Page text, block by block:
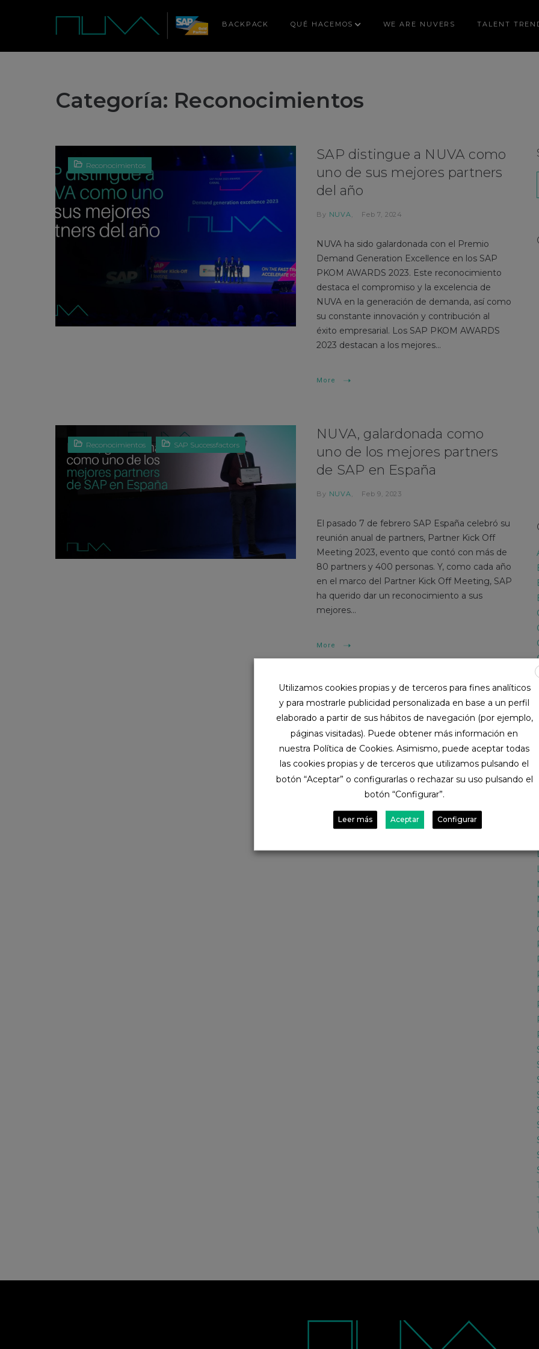
BACKPACK QUÉ HACEMOS WE ARE NUVERS TALENT
Categoría: Reconocimientos
Reconocimientos
SAP distingue a NUVA como
uno de sus mejores partners
del año
By NUVA Feb 7, 2024
NUVA ha sido galardonada con el Premio
Demand Generation Excellence en los SAP
PKOM AWARDS 2023. Este reconocimiento
destaca el compromiso y la excelencia de
NUVA en la generación de demanda, así como
su constante innovación y contribución al
éxito empresarial. Los SAP PKOM AWARDS
2023 destacan a los mejores...
More
Reconocimientos SAP Successfactors
NUVA, galardonada como
uno de los mejores partners
de SAP en España
By NUVA Feb 9, 2023
El pasado 7 de febrero SAP España celebró su
reunión anual de partners, Partner Kick Off
Meeting 2023, evento que contó con más de
80 partners y 400 personas. Y, como cada año
en el marco del Partner Kick Off Meeting, SAP
ha querido dar un reconocimiento a sus
mejores...
More
Utilizamos cookies propias y de terceros para fines analíticos
y para mostrarle publicidad personalizada en base a un perfil
elaborado a partir de sus hábitos de navegación (por ejemplo,
páginas visitadas). Puede obtener más información en
nuestra Política de Cookies. Asimismo, puede aceptar todas
las cookies propias y de terceros que utilizamos pulsando el
botón “Aceptar” o configurarlas o rechazar su uso pulsando el
botón “Configurar”.
Leer más Aceptar Configurar